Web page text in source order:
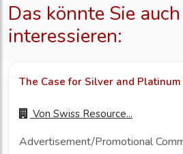
Das könnte Sie auch
interessieren:
The Case for Silver and
Von Swiss Resource...
Advertisement/Promotional